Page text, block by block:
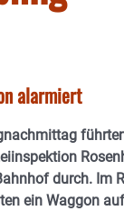
alarmiert
durch. Im
ein Waggon